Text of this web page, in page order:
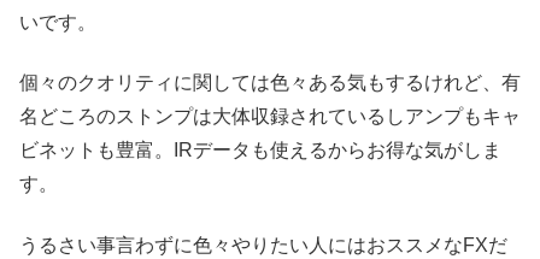
いです。
個々のクオリティに関しては色々ある気もするけれど、有
名どころのストンプは大体収録されているしアンプもキャ
ビネットも豊富。IRデータも使えるからお得な気がしま
す。
うるさい事言わずに色々やりたい人にはおススメなFXだ